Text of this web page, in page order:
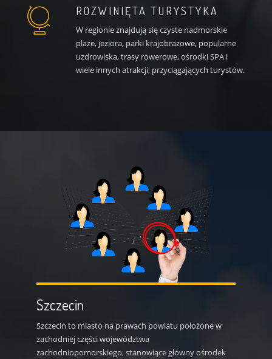
ROZWINIĘTA TURYSTYKA
W regionie znajdują się czyste nadmorskie
plaże, jeziora, parki krajobrazowe, popularne
uzdrowiska, trasy rowerowe, ośrodki SPA i
wiele innych atrakcji, przyciągających turystów.
Szczecin
Szczecin to miasto na prawach powiatu położone w
zachodniej części województwa
zachodniopomorskiego, stanowiące główny ośrodek